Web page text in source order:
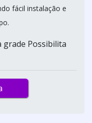
fácil instalação e
grade Possibilita